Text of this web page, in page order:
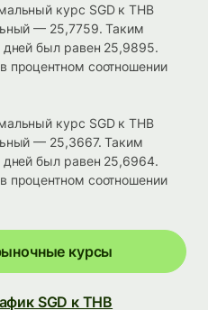
курс SGD к THB
— 25,7759. Таким
был равен 25,9895.
процентном соотношении
курс SGD к THB
— 25,3667. Таким
был равен 25,6964.
процентном соотношении
курсы
SGD к THB